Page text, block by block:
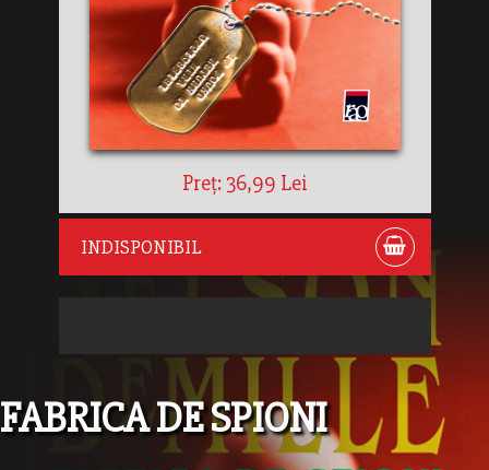
Preț: 36,99 Lei
INDISPONIBIL
FABRICA DE SPIONI